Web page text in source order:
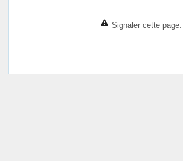
Signaler cette page.